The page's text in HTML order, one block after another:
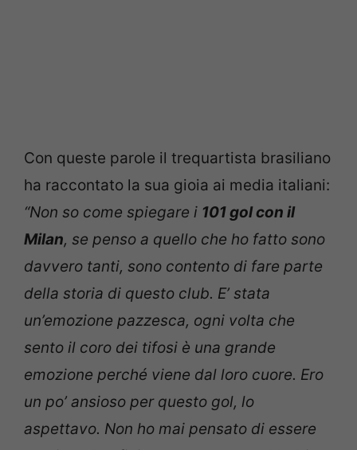
Con queste parole il trequartista brasiliano
ha raccontato la sua gioia ai media italiani:
“Non so come spiegare i 101 gol con il
Milan, se penso a quello che ho fatto sono
davvero tanti, sono contento di fare parte
della storia di questo club. E’ stata
un’emozione pazzesca, ogni volta che
sento il coro dei tifosi è una grande
emozione perché viene dal loro cuore. Ero
un po’ ansioso per questo gol, lo
aspettavo. Non ho mai pensato di essere